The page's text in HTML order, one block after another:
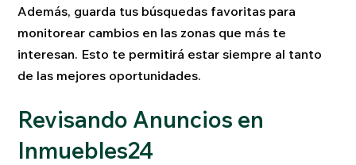
Además, guarda tus búsquedas favoritas para
monitorear cambios en las zonas que más te
interesan. Esto te permitirá estar siempre al tanto
de las mejores oportunidades.
Revisando Anuncios en
Inmuebles24